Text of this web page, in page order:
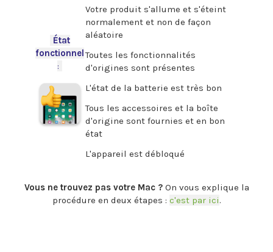
État
fonctionnel
:
Votre produit s'allume et s'éteint
normalement et non de façon
aléatoire
Toutes les fonctionnalités
d'origines sont présentes
L'état de la batterie est très bon
Tous les accessoires et la boîte
d'origine sont fournies et en bon
état
L'appareil est débloqué
Vous ne trouvez pas votre Mac ?On vous explique la
procédure en deux étapes : c'est par ici.